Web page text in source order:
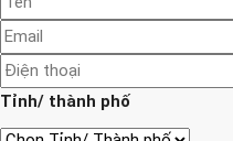
Tỉnh/ thành phố